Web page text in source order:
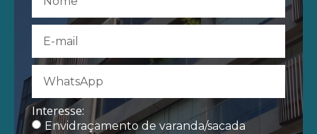
Interesse:
Envidraçamento de varanda/sacada